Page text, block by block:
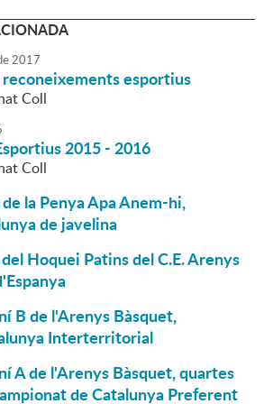
2017
esportius
Coll
2015 - 2016
Coll
la Penya Apa Anem-hi,
de javelina
Hoquei Patins del C.E. Arenys
B de l'Arenys Bàsquet,
Interterritorial
A de l'Arenys Bàsquet, quartes
de Catalunya Preferent